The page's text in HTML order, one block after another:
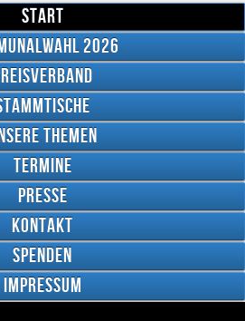
Twitter
Google
Plus
YouTube
Start
2026
Themen
Termine
Presse
Kontakt
Spenden
Impressum